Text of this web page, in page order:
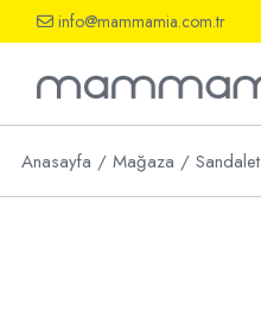
the
info@mammamia.com.tr
Anasayfa Mağaza Sandalet